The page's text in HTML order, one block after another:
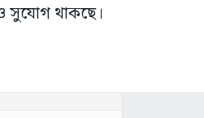
সুযোগ থাকছে।